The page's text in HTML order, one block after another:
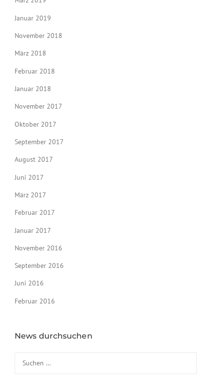
Januar 2019
November 2018
März 2018
Februar 2018
Januar 2018
November 2017
Oktober 2017
September 2017
August 2017
Juni 2017
März 2017
Februar 2017
Januar 2017
November 2016
September 2016
Juni 2016
Februar 2016
News durchsuchen